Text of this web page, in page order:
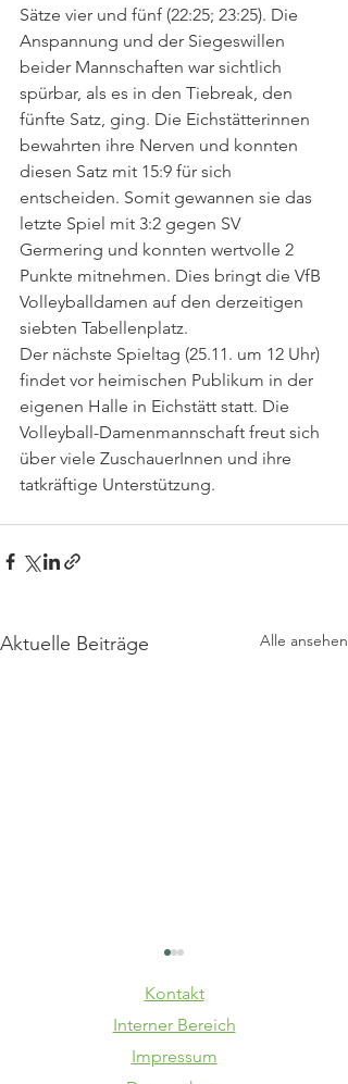
Sätze vier und fünf (22:25; 23:25). Die
Anspannung und der Siegeswillen
beider Mannschaften war sichtlich
spürbar, als es in den Tiebreak, den
fünfte Satz, ging. Die Eichstätterinnen
bewahrten ihre Nerven und konnten
diesen Satz mit 15:9 für sich
entscheiden. Somit gewannen sie das
letzte Spiel mit 3:2 gegen SV
Germering und konnten wertvolle 2
Punkte mitnehmen. Dies bringt die VfB
Volleyballdamen auf den derzeitigen
siebten Tabellenplatz.
Der nächste Spieltag (25.11. um 12 Uhr)
findet vor heimischen Publikum in der
eigenen Halle in Eichstätt statt. Die
Volleyball-Damenmannschaft freut sich
über viele ZuschauerInnen und ihre
tatkräftige Unterstützung.
Aktuelle Beiträge Alle ansehen
Kontakt
Interner Bereich
Impressum